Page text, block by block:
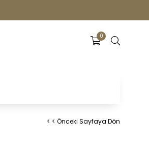
0
< < Önceki Sayfaya Dön